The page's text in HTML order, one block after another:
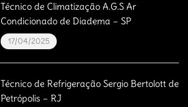
Técnico de Climatização A.G.S Ar
Condicionado de Diadema – SP
17/04/2025
Técnico de Refrigeração Sergio Bertolott de
Petrópolis – RJ